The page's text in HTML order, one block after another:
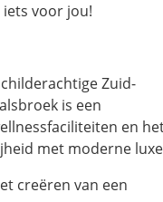
voor jou!
Zuid-
is een
en
met moderne
creëren van een